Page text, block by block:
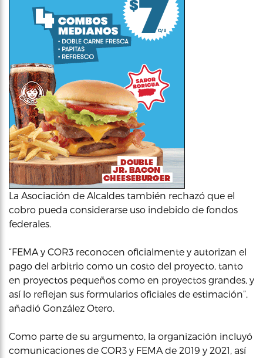
La Asociación de Alcaldes también rechazó que el
cobro pueda considerarse uso indebido de fondos
federales.
“FEMA y COR3 reconocen oficialmente y autorizan el
pago del arbitrio como un costo del proyecto, tanto
en proyectos pequeños como en proyectos grandes, y
así lo reflejan sus formularios oficiales de estimación”,
añadió González Otero.
Como parte de su argumento, la organización incluyó
comunicaciones de COR3 y FEMA de 2019 y 2021, así